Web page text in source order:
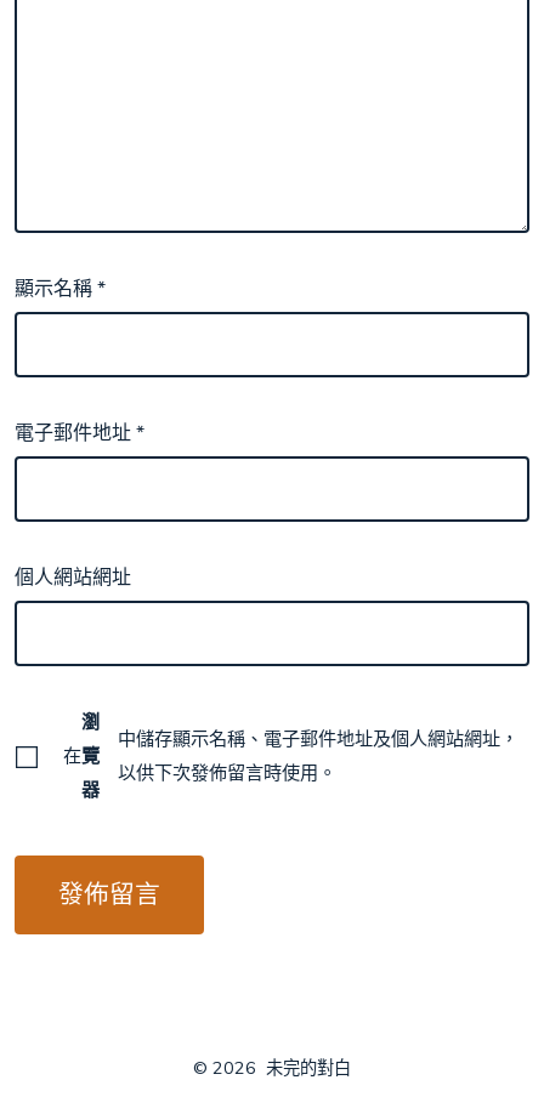
顯示名稱*
電子郵件地址*
個人網站網址
在
瀏
覽
器
中儲存顯示名稱、電子郵件地址及個人網站網址，
以供下次發佈留言時使用。
© 2026 未完的對白